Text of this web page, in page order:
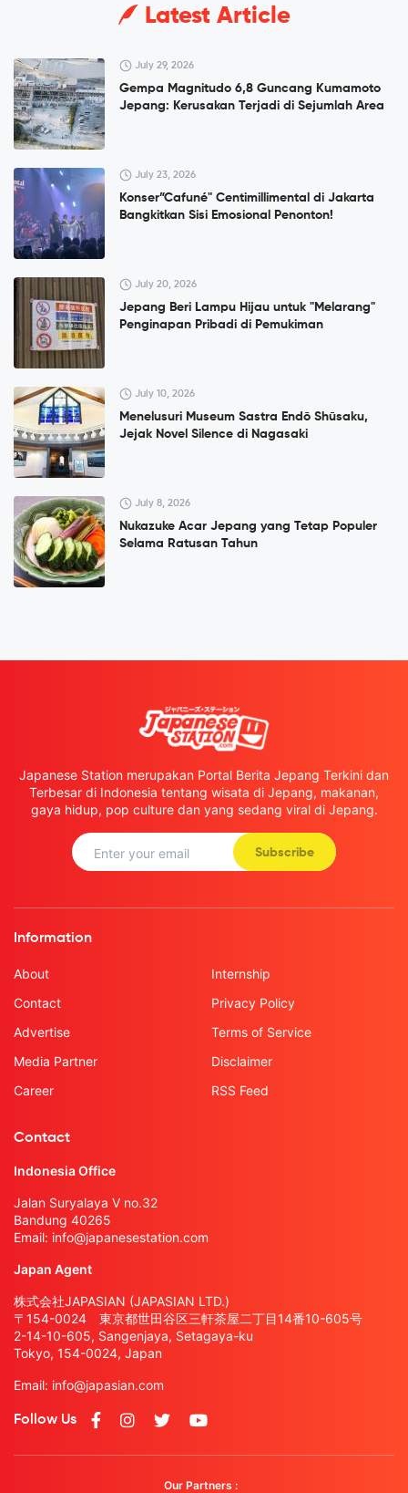
Latest Article
July 29, 2026
Gempa Magnitudo 6,8 Guncang Kumamoto
Jepang: Kerusakan Terjadi di Sejumlah Area
July 23, 2026
Konser”Cafuné" Centimillimental di Jakarta
Bangkitkan Sisi Emosional Penonton!
July 20, 2026
Jepang Beri Lampu Hijau untuk "Melarang"
Penginapan Pribadi di Pemukiman
July 10, 2026
Menelusuri Museum Sastra Endō Shūsaku,
Jejak Novel Silence di Nagasaki
July 8, 2026
Nukazuke Acar Jepang yang Tetap Populer
Selama Ratusan Tahun
Japanese Station merupakan Portal Berita Jepang Terkini dan
Terbesar di Indonesia tentang wisata di Jepang, makanan,
gaya hidup, pop culture dan yang sedang viral di Jepang.
Subscribe
Information
About
Contact
Advertise
Media Partner
Career
Internship
Privacy Policy
Terms of Service
Disclaimer
RSS Feed
Contact
Indonesia Office
Jalan Suryalaya V no.32
Bandung 40265
Email: info@japanesestation.com
Japan Agent
株式会社JAPASIAN (JAPASIAN LTD.)
〒154-0024 東京都世田谷区三軒茶屋二丁目14番10-605号
2-14-10-605, Sangenjaya, Setagaya-ku
Tokyo, 154-0024, Japan
Email: info@japasian.com
Follow Us
Our Partners :